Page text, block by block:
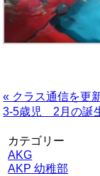
« クラス通信を更
3-5歳児 2月の誕
カテゴリー
AKG
AKP 幼稚部